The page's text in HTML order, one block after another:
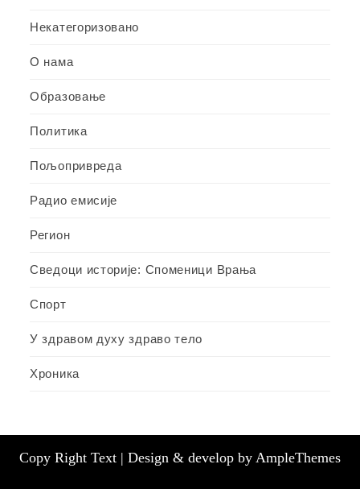
Некатегоризовано
О нама
Образовање
Политика
Пољопривреда
Радио емисије
Регион
Сведоци историје: Споменици Врања
Спорт
У здравом духу здраво тело
Хроника
Copy Right Text | Design & develop by AmpleThemes